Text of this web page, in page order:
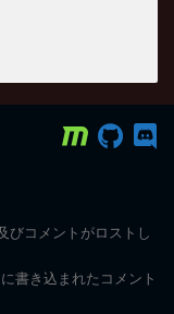
びコメントがロストし
に書き込まれたコメント